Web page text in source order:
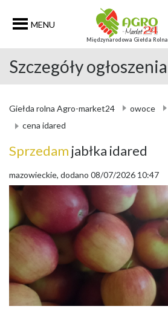
MENU
Międzynarodowa Giełda Rolna
Szczegóły ogłoszenia
Giełda rolna Agro-market24 owoce
cena idared
Sprzedam jabłka idared
mazowieckie, dodano 08/07/2026 10:47